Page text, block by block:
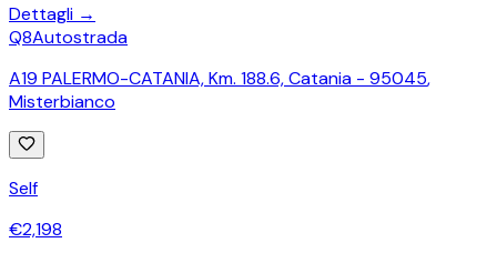
Dettagli →
Q8Autostrada
A19 PALERMO-CATANIA, Km. 188.6, Catania - 95045,
Misterbianco
Self
€2,198